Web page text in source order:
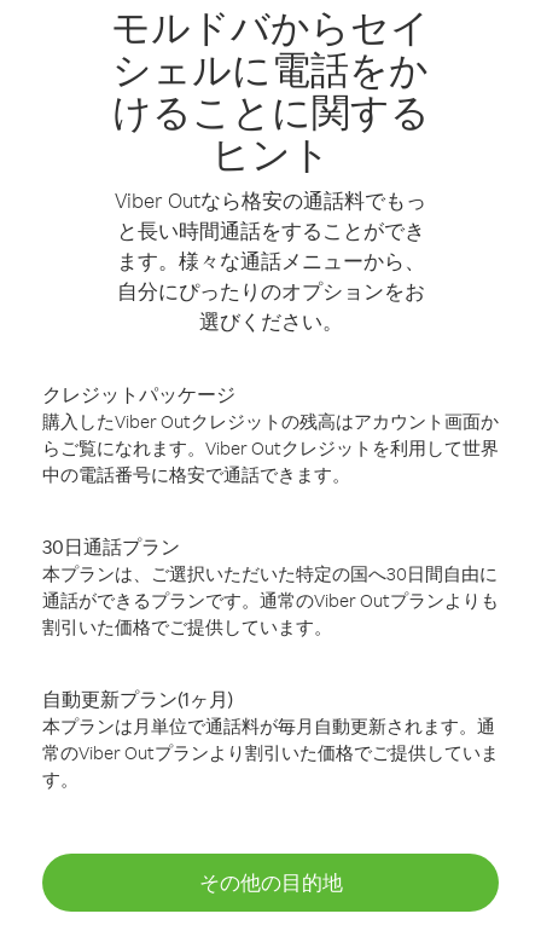
モルドバからセイ
シェルに電話をか
けることに関する
ヒント
Viber Outなら格安の通話料でもっ
と長い時間通話をすることができ
ます。様々な通話メニューから、
自分にぴったりのオプションをお
選びください。
クレジットパッケージ
購入したViber Outクレジットの残高はアカウント画面か
らご覧になれます。Viber Outクレジットを利用して世界
中の電話番号に格安で通話できます。
30日通話プラン
本プランは、ご選択いただいた特定の国へ30日間自由に
通話ができるプランです。通常のViber Outプランよりも
割引いた価格でご提供しています。
自動更新プラン(1ヶ月)
本プランは月単位で通話料が毎月自動更新されます。通
常のViber Outプランより割引いた価格でご提供していま
す。
その他の目的地